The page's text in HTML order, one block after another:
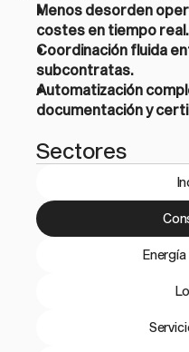
Sectores
Menos desorden
costes en tiempo real.
Coordinación fluida
subcontratas.
Automatización
documentación y